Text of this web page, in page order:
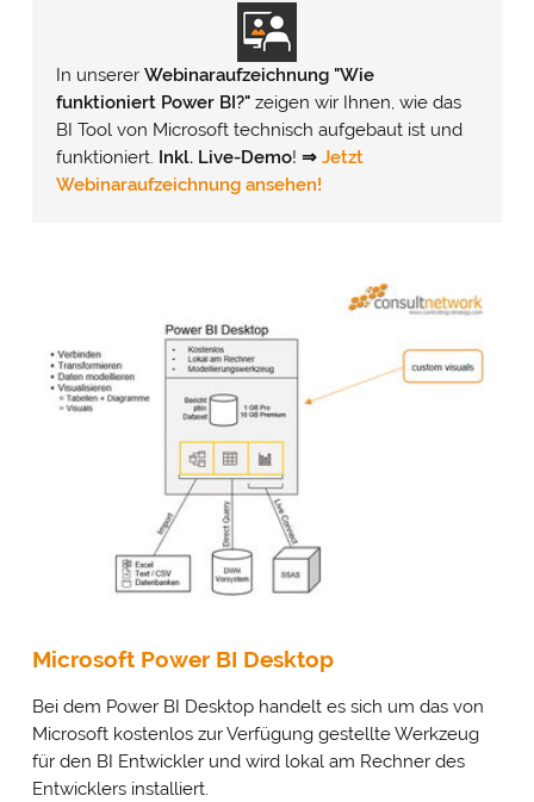
In unserer Webinaraufzeichnung "Wie
funktioniert Power BI?" zeigen wir Ihnen, wie das
BI Tool von Microsoft technisch aufgebaut ist und
funktioniert. Inkl. Live-Demo! ⇒ Jetzt
Webinaraufzeichnung ansehen!
Microsoft Power BI Desktop
Bei dem Power BI Desktop handelt es sich um das von
Microsoft kostenlos zur Verfügung gestellte Werkzeug
für den BI Entwickler und wird lokal am Rechner des
Entwicklers installiert.